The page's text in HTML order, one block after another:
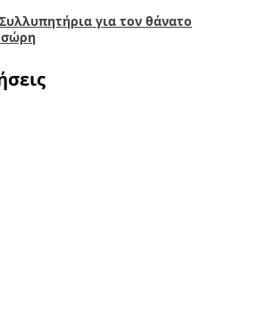
για τον θάνατο